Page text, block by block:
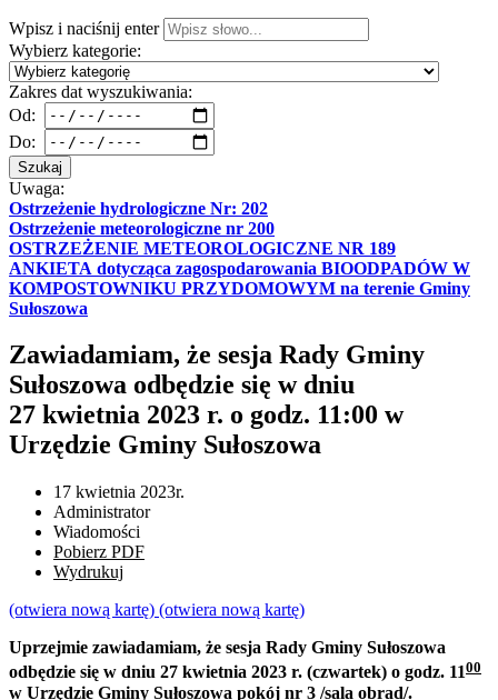
Wpisz i naciśnij enter
Wybierz kategorie:
Zakres dat wyszukiwania:
Od:
Do:
Szukaj
Uwaga:
Ostrzeżenie hydrologiczne Nr: 202
Ostrzeżenie meteorologiczne nr 200
OSTRZEŻENIE METEOROLOGICZNE NR 189
ANKIETA dotycząca zagospodarowania BIOODPADÓW W
KOMPOSTOWNIKU PRZYDOMOWYM na terenie Gminy
Sułoszowa
Zawiadamiam, że sesja Rady Gminy
Sułoszowa odbędzie się w dniu
27 kwietnia 2023 r. o godz. 11:00 w
Urzędzie Gminy Sułoszowa
17 kwietnia 2023r.
Administrator
Wiadomości
Pobierz PDF
Wydrukuj
(otwiera nową kartę) (otwiera nową kartę)
Uprzejmie zawiadamiam, że sesja Rady Gminy Sułoszowa
odbędzie się w dniu 27 kwietnia 2023 r. (czwartek) o godz. 1100
w Urzędzie Gminy Sułoszowa pokój nr 3 /sala obrad/.